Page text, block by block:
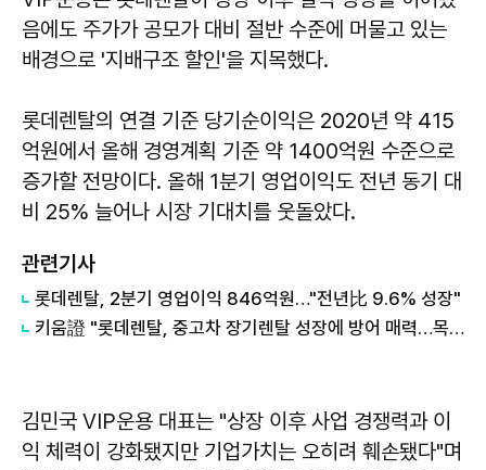
음에도 주가가 공모가 대비 절반 수준에 머물고 있는
배경으로 '지배구조 할인'을 지목했다.
롯데렌탈의 연결 기준 당기순이익은 2020년 약 415
억원에서 올해 경영계획 기준 약 1400억원 수준으로
증가할 전망이다. 올해 1분기 영업이익도 전년 동기 대
비 25% 늘어나 시장 기대치를 웃돌았다.
관련기사
롯데렌탈, 2분기 영업이익 846억원…"전년比 9.6% 성장"
키움證 "롯데렌탈, 중고차 장기렌탈 성장에 방어 매력…목표주가 9.8%↑"
김민국 VIP운용 대표는 "상장 이후 사업 경쟁력과 이
익 체력이 강화됐지만 기업가치는 오히려 훼손됐다"며